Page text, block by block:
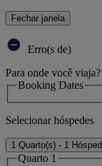
Fechar janela
Erro(s de)
Para onde você viaja?
Booking Dates
Selecionar hóspedes
1 Quarto(s) - 1
Quarto 1